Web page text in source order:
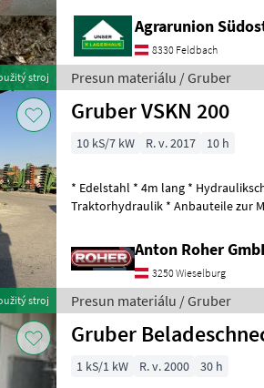
stroj
Agrarunion
8330 Feldbach
Presun materiálu / Gruber
stroj
Gruber VSKN 200
10 kS/7 kW R. v. 2017 10 h
* Edelstahl * 4m lang *
Traktorhydraulik * Anbauteile zur
Anton Roher
3250 Wieselburg
Presun materiálu / Gruber
Gruber
1 kS/1 kW R. v. 2000 30 h